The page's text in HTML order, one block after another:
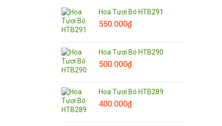
Hoa Tươi Bó HTB291
550.000₫
Hoa Tươi Bó HTB290
500.000₫
Hoa Tươi Bó HTB289
400.000₫